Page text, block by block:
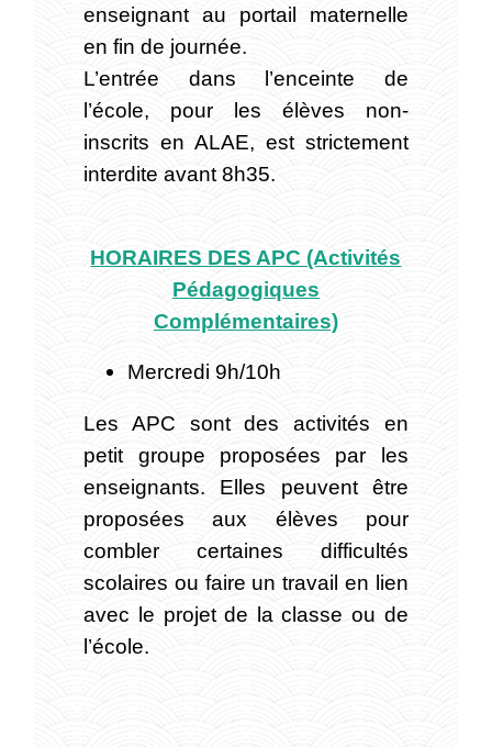
enseignant au portail maternelle
en fin de journée.
L’entrée dans l’enceinte de
l’école, pour les élèves non-
inscrits en ALAE, est strictement
interdite avant 8h35.
HORAIRES DES APC (Activités
Pédagogiques
Complémentaires)
Mercredi 9h/10h
Les APC sont des activités en
petit groupe proposées par les
enseignants. Elles peuvent être
proposées aux élèves pour
combler certaines difficultés
scolaires ou faire un travail en lien
avec le projet de la classe ou de
l’école.